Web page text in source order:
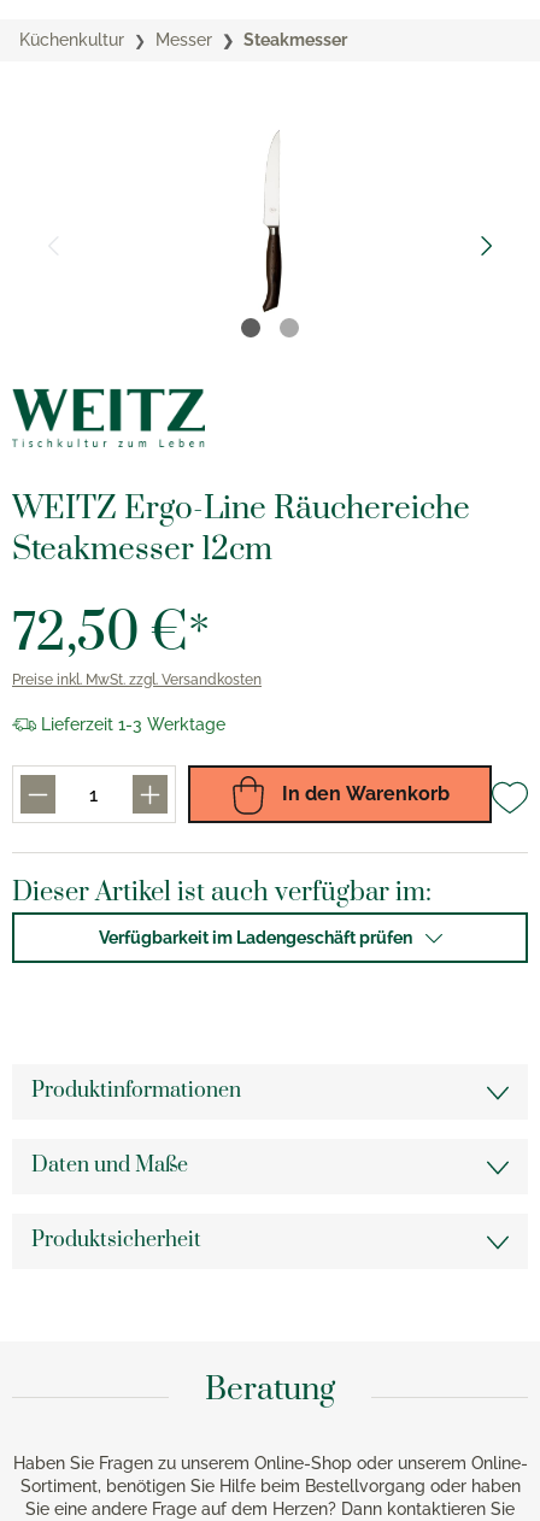
Küchenkultur Messer Steakmesser
WEITZ Ergo-Line Räuchereiche
Steakmesser 12cm
72,50 €*
Preise inkl. MwSt. zzgl. Versandkosten
Lieferzeit 1-3 Werktage
In den Warenkorb
Dieser Artikel ist auch verfügbar im:
Verfügbarkeit im Ladengeschäft prüfen
Produktinformationen
Daten und Maße
Produktsicherheit
Beratung
Haben Sie Fragen zu unserem Online-Shop oder unserem Online-
Sortiment, benötigen Sie Hilfe beim Bestellvorgang oder haben
Sie eine andere Frage auf dem Herzen? Dann kontaktieren Sie